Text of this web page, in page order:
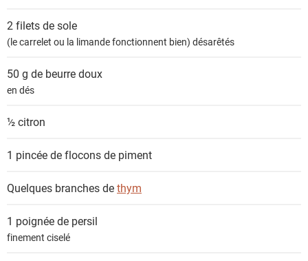
2 filets desole
(le carrelet ou la limande fonctionnent bien) désarêtés
50 g de beurre doux
en dés
½citron
1 pincée deflocons de piment
Quelques branches dethym
1 poignée de persil
finement ciselé